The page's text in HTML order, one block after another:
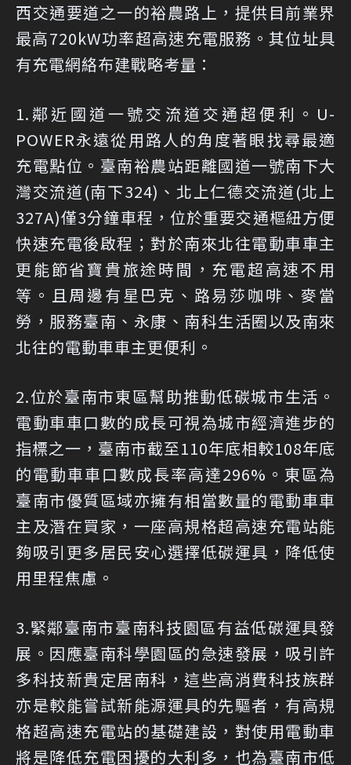
西交通要道之一的裕農路上，提供目前業界
最高720kW功率超高速充電服務。其位址具
有充電網絡布建戰略考量：
1.鄰近國道一號交流道交通超便利。U-
POWER永遠從用路人的角度著眼找尋最適
充電點位。臺南裕農站距離國道一號南下大
灣交流道(南下324)、北上仁德交流道(北上
327A)僅3分鐘車程，位於重要交通樞紐方便
快速充電後啟程；對於南來北往電動車車主
更能節省寶貴旅途時間，充電超高速不用
等。且周邊有星巴克、路易莎咖啡、麥當
勞，服務臺南、永康、南科生活圈以及南來
北往的電動車車主更便利。
2.位於臺南市東區幫助推動低碳城市生活。
電動車車口數的成長可視為城市經濟進步的
指標之一，臺南市截至110年底相較108年底
的電動車車口數成長率高達296%。東區為
臺南市優質區域亦擁有相當數量的電動車車
主及潛在買家，一座高規格超高速充電站能
夠吸引更多居民安心選擇低碳運具，降低使
用里程焦慮。
3.緊鄰臺南市臺南科技園區有益低碳運具發
展。因應臺南科學園區的急速發展，吸引許
多科技新貴定居南科，這些高消費科技族群
亦是較能嘗試新能源運具的先驅者，有高規
格超高速充電站的基礎建設，對使用電動車
將是降低充電困擾的大利多，也為臺南市低